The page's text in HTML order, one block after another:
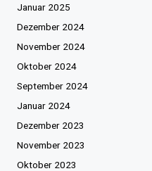
Januar 2025
Dezember 2024
November 2024
Oktober 2024
September 2024
Januar 2024
Dezember 2023
November 2023
Oktober 2023